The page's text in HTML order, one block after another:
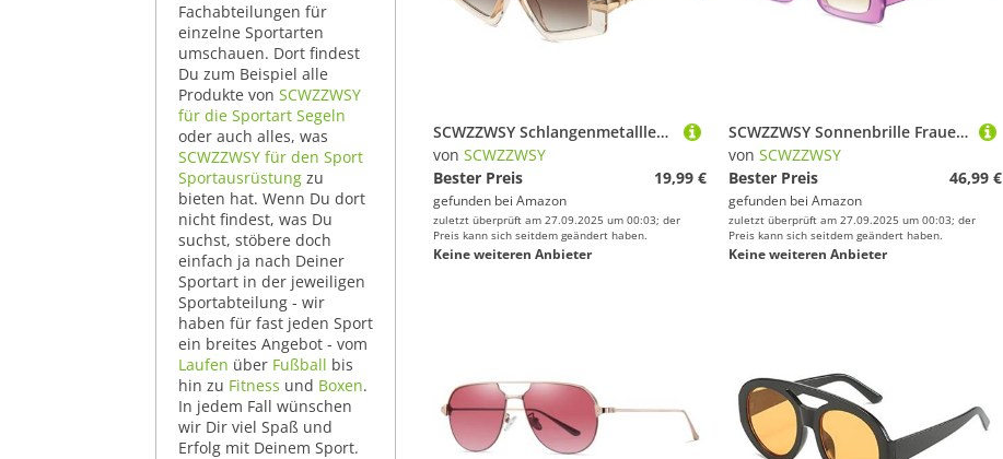
Fachabteilungen für
einzelne Sportarten
umschauen. Dort findest
Du zum Beispiel alle
Produkte von SCWZZWSY
für die Sportart Segeln
oder auch alles, was
SCWZZWSY für den Sport
Sportausrüstung zu
bieten hat. Wenn Du dort
nicht findest, was Du
suchst, stöbere doch
einfach ja nach Deiner
Sportart in der jeweiligen
Sportabteilung - wir
haben für fast jeden Sport
ein breites Angebot - vom
Laufen über Fußball bis
hin zu Fitness und Boxen.
In jedem Fall wünschen
wir Dir viel Spaß und
Erfolg mit Deinem Sport.
SCWZZWSY Schlangenmetalllegierung unregelmäßiger Bein Sonnenbrille Ladies Women Mode Geometrie Polygon Brille UV400
von SCWZZWSY
Bester Preis
19,99 €
gefunden bei Amazon
zuletzt überprüft am 27.09.2025 um 00:03; der
Preis kann sich seitdem geändert haben.
Keine weiteren Anbieter
SCWZZWSY Sonnenbrille Frauen Brillen Männer Rechteckzubehör im Freien UV400
von SCWZZWSY
Bester Preis
46,99 €
gefunden bei Amazon
zuletzt überprüft am 27.09.2025 um 00:03; der
Preis kann sich seitdem geändert haben.
Keine weiteren Anbieter